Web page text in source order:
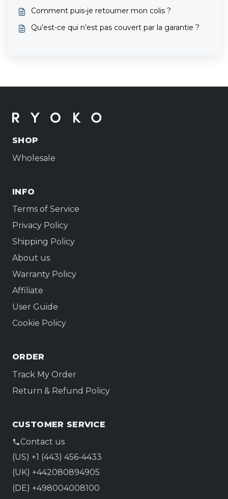
Comment puis-je retourner mon colis ?
Qu’est-ce qui n’est pas couvert par la garantie ?
SHOP
Wholesale
INFO
Terms of Service
Privacy Policy
Shipping Policy
About us
Warranty Policy
Affiliate
User Guide
Cookie Policy
ORDER
Track My Order
Return & Refund Policy
CUSTOMER SERVICE
Contact us
(US) +1 (443) 456-4433
(UK) +442080894905
(DE) +498004008100